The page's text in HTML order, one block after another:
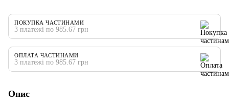
ПОКУПКА ЧАСТИНАМИ
3 платежі по 985.67 грн
ОПЛАТА ЧАСТИНАМИ
3 платежі по 985.67 грн
Опис